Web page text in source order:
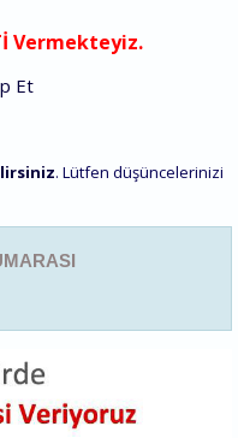
Vermekteyiz.
Et
. Lütfen düşüncelerinizi